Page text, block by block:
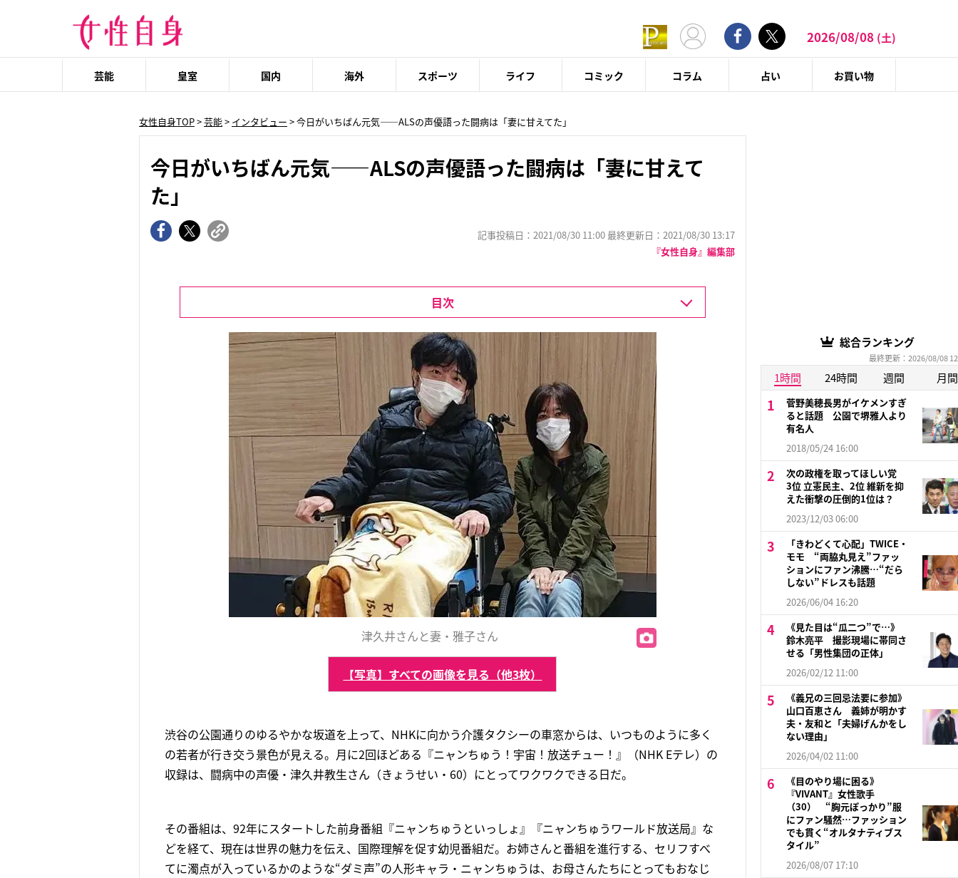
2026/08/08 (土)
芸能 皇室 国内 海外 スポーツ ライフ コミック コラム 占い お買い物
女性自身TOP>芸能> インタビュー > 今日がいちばん元気――ALSの声優語った闘病は「妻に甘えてた」
今日がいちばん元気――ALSの声優語った闘病は「妻に甘えて
た」
記事投稿日：2021/08/30 11:00 最終更新日：2021/08/30 13:17
『女性自身』編集部
目次
津久井さんと妻・雅子さん
【写真】すべての画像を見る（他3枚）
渋谷の公園通りのゆるやかな坂道を上って、NHKに向かう介護タクシーの車窓からは、いつものように多く
の若者が行き交う景色が見える。月に2回ほどある『ニャンちゅう！宇宙！放送チュー！』（NHK Eテレ）の
収録は、闘病中の声優・津久井教生さん（きょうせい・60）にとってワクワクできる日だ。
その番組は、92年にスタートした前身番組『ニャンちゅうといっしょ』『ニャンちゅうワールド放送局』な
どを経て、現在は世界の魅力を伝え、国際理解を促す幼児番組だ。お姉さんと番組を進行する、セリフすべ
てに濁点が入っているかのような“ダミ声”の人形キャラ・ニャンちゅうは、お母さんたちにとってもおなじ
総合ランキング
最終更新：2026/08/08
1時間 24時間 週間 月間
菅野美穂長男がイケメンすぎ
ると話題 公園で堺雅人より
有名人
2018/05/24 16:00
次の政権を取ってほしい党
3位 立憲民主、2位 維新を抑
えた衝撃の圧倒的1位は？
2023/12/03 06:00
「きわどくて心配」TWICE・
モモ “両脇丸見え”ファッ
ションにファン沸騰…“だら
しない”ドレスも話題
2026/06/04 16:20
《見た目は“瓜二つ”で…》
鈴木亮平 撮影現場に帯同さ
せる「男性集団の正体」
2026/02/12 11:00
《義兄の三回忌法要に参加》
山口百恵さん 義姉が明かす
夫・友和と「夫婦げんかをし
ない理由」
2026/04/02 11:00
《目のやり場に困る》
『VIVANT』女性歌手
（30） “胸元ぽっかり”服
にファン騒然…ファッション
でも貫く“オルタナティブス
タイル”
2026/08/07 17:10